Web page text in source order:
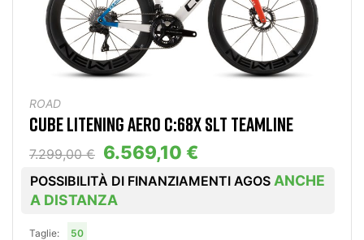
ROAD
CUBE LITENING AERO C:68X SLT TEAMLINE
7.299,00 € 6.569,10 €
POSSIBILITÀ DI FINANZIAMENTI AGOS ANCHE
A DISTANZA
Taglie: 50